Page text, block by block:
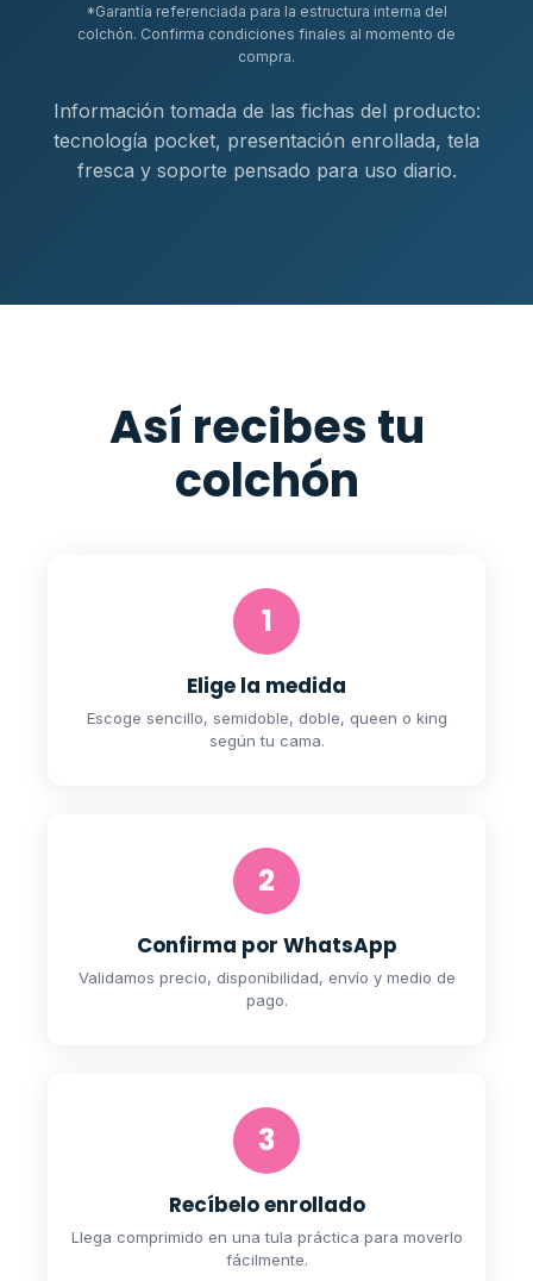
*Garantía referenciada para la estructura interna del
colchón. Confirma condiciones finales al momento de
compra.
Información tomada de las fichas del producto:
tecnología pocket, presentación enrollada, tela
fresca y soporte pensado para uso diario.
Así recibes tu
colchón
1
Elige la medida
Escoge sencillo, semidoble, doble, queen o king
según tu cama.
2
Confirma por WhatsApp
Validamos precio, disponibilidad, envío y medio de
pago.
3
Recíbelo enrollado
Llega comprimido en una tula práctica para moverlo
fácilmente.